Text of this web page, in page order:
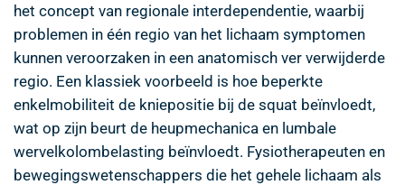
het concept van regionale interdependentie, waarbij
problemen in één regio van het lichaam symptomen
kunnen veroorzaken in een anatomisch ver verwijderde
regio. Een klassiek voorbeeld is hoe beperkte
enkelmobiliteit de kniepositie bij de squat beïnvloedt,
wat op zijn beurt de heupmechanica en lumbale
wervelkolombelasting beïnvloedt. Fysiotherapeuten en
bewegingswetenschappers die het gehele lichaam als